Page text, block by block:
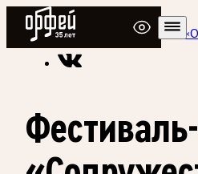
Радио Орфей
Радио классической музыки